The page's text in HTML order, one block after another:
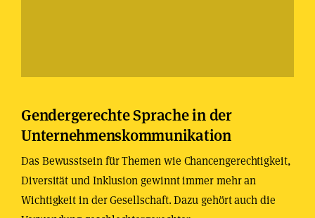
Gendergerechte Sprache in der
Unternehmenskommunikation
Das Bewusstsein für Themen wie Chancengerechtigkeit,
Diversität und Inklusion gewinnt immer mehr an
Wichtigkeit in der Gesellschaft. Dazu gehört auch die